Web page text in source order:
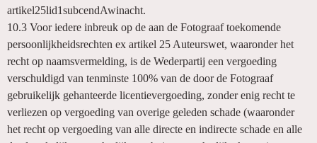
artikel25lid1subcendAwinacht.
10.3 Voor iedere inbreuk op de aan de Fotograaf toekomende
persoonlijkheidsrechten ex artikel 25 Auteurswet, waaronder het
recht op naamsvermelding, is de Wederpartij een vergoeding
verschuldigd van tenminste 100% van de door de Fotograaf
gebruikelijk gehanteerde licentievergoeding, zonder enig recht te
verliezen op vergoeding van overige geleden schade (waaronder
het recht op vergoeding van alle directe en indirecte schade en alle